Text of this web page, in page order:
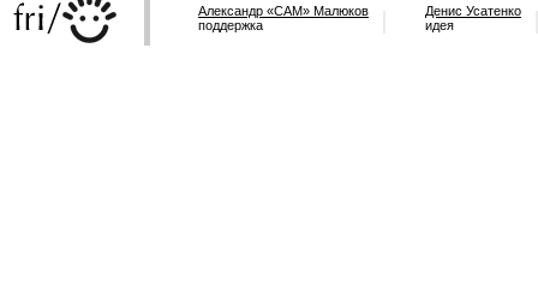
Александр «САМ» Малюков
поддержка
Денис Усатенко
идея